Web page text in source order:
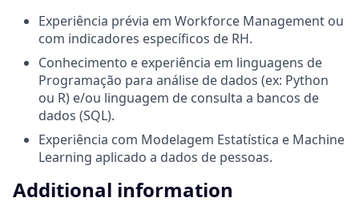
Experiência prévia em Workforce Management ou
com indicadores específicos de RH.
Conhecimento e experiência em linguagens de
Programação para análise de dados (ex: Python
ou R) e/ou linguagem de consulta a bancos de
dados (SQL).
Experiência com Modelagem Estatística e Machine
Learning aplicado a dados de pessoas.
Additional information